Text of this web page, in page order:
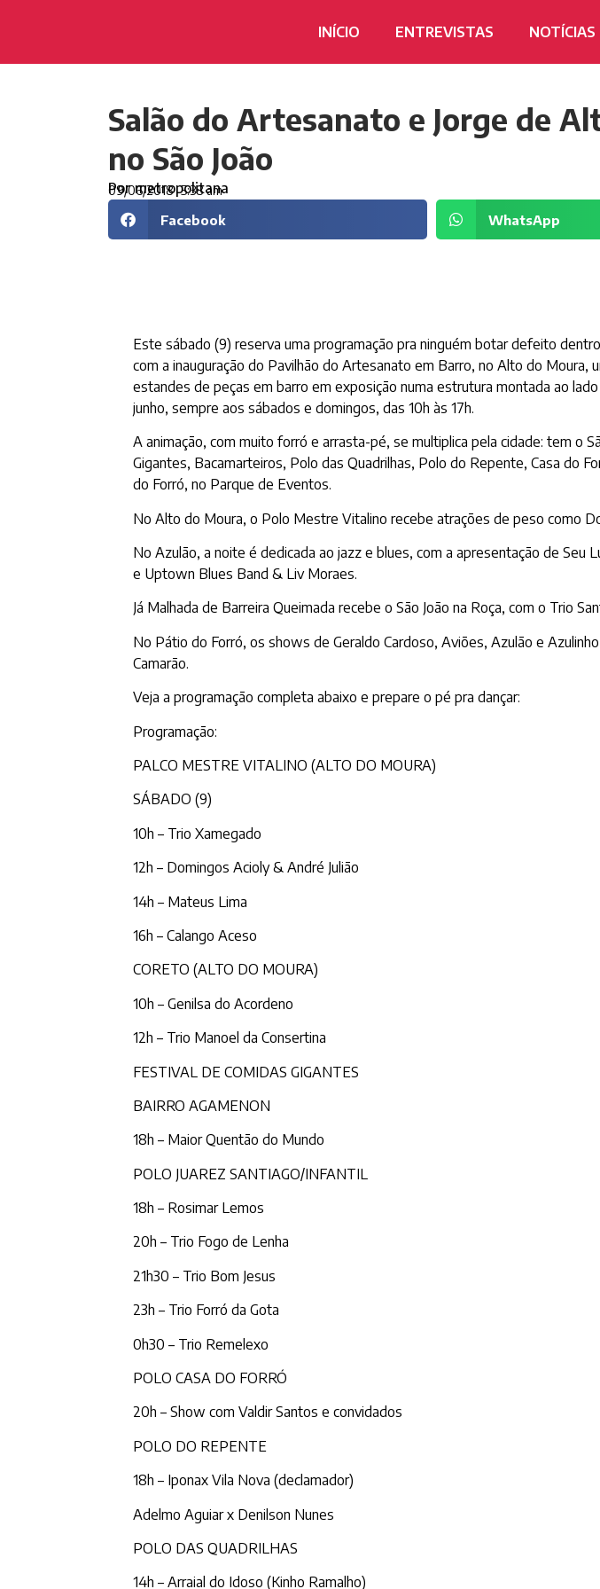
INÍCIO ENTREVISTAS NOTÍCIAS
Salão do Artesanato e Jorge de
no São João
Pormetropolitana
09/06/2018 5:38 am
Facebook WhatsApp
Este sábado (9) reserva uma programação pra ninguém botar defeito
com a inauguração do Pavilhão do Artesanato em Barro, no Alto do
estandes de peças em barro em exposição numa estrutura montada ao
junho, sempre aos sábados e domingos, das 10h às 17h.
A animação, com muito forró e arrasta-pé, se multiplica pela cidade: tem o
Gigantes, Bacamarteiros, Polo das Quadrilhas, Polo do Repente, Casa do
do Forró, no Parque de Eventos.
No Alto do Moura, o Polo Mestre Vitalino recebe atrações de peso como
No Azulão, a noite é dedicada ao jazz e blues, com a apresentação de Seu
e Uptown Blues Band & Liv Moraes.
Já Malhada de Barreira Queimada recebe o São João na Roça, com o Trio
No Pátio do Forró, os shows de Geraldo Cardoso, Aviões, Azulão e
Camarão.
Veja a programação completa abaixo e prepare o pé pra dançar:
Programação:
PALCO MESTRE VITALINO (ALTO DO MOURA)
SÁBADO (9)
10h – Trio Xamegado
12h – Domingos Acioly & André Julião
14h – Mateus Lima
16h – Calango Aceso
CORETO (ALTO DO MOURA)
10h – Genilsa do Acordeno
12h – Trio Manoel da Consertina
FESTIVAL DE COMIDAS GIGANTES
BAIRRO AGAMENON
18h – Maior Quentão do Mundo
POLO JUAREZ SANTIAGO/INFANTIL
18h – Rosimar Lemos
20h – Trio Fogo de Lenha
21h30 – Trio Bom Jesus
23h – Trio Forró da Gota
0h30 – Trio Remelexo
POLO CASA DO FORRÓ
20h – Show com Valdir Santos e convidados
POLO DO REPENTE
18h – Iponax Vila Nova (declamador)
Adelmo Aguiar x Denilson Nunes
POLO DAS QUADRILHAS
14h – Arraial do Idoso (Kinho Ramalho)